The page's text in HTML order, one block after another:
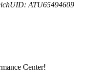
UID: ATU65494609
Center!